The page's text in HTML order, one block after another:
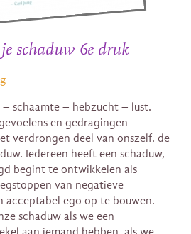
schaduw 6e druk
schaamte – hebzucht – lust.
en gedragingen
verdrongen deel van onszelf. de
Iedereen heeft een schaduw,
begint te ontwikkelen als
van negatieve
acceptabel ego op te bouwen.
schaduw als we een